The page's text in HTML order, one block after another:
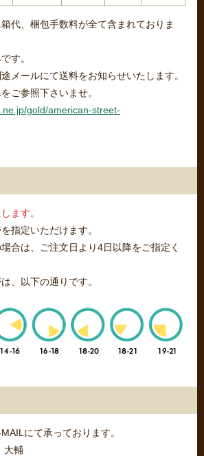
代、梱包手数料が全て含まれておりま
す。
メールにて送料をお知らせいたします。
ご参照下さいませ。
gold/american-street-
ます。
指定いただけます。
合は、ご注文日より4日以降をご指定く
、以下の通りです。
にて承っております。
大輔